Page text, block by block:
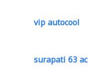
vip autocool
surapati 63 ac